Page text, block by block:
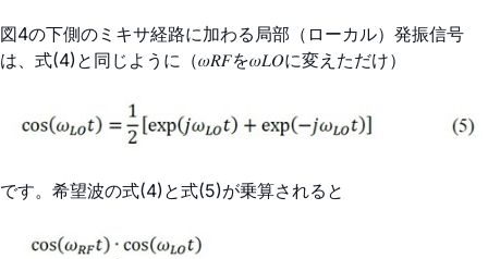
図4の下側のミキサ経路に加わる局部（ローカル）発振信号
は、式(4)と同じように（𝜔𝑅𝐹を𝜔𝐿𝑂に変えただけ）
です。希望波の式(4)と式(5)が乗算されると